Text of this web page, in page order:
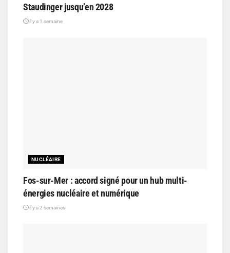
Staudinger jusqu’en 2028
il y a 1 semaine
NUCLÉAIRE
Fos-sur-Mer : accord signé pour un hub multi-
énergies nucléaire et numérique
il y a 2 semaines